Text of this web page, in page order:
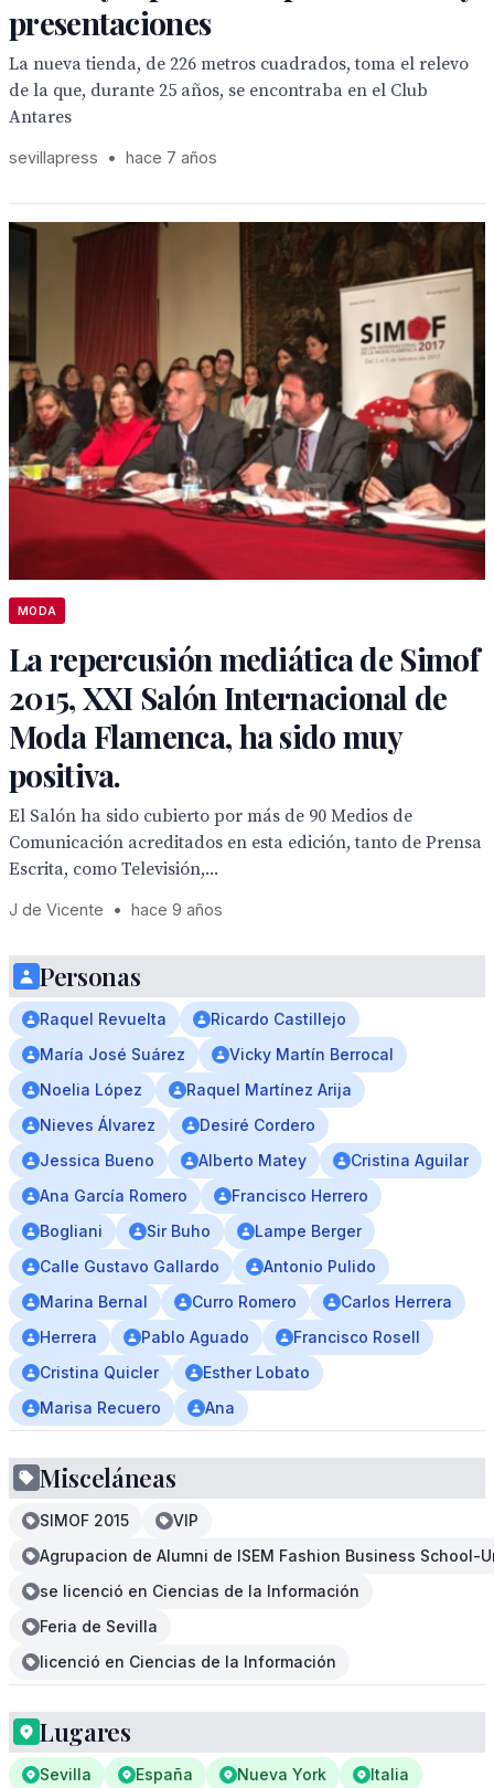
presentaciones
La nueva tienda, de 226 metros cuadrados, toma el relevo
de la que, durante 25 años, se encontraba en el Club
Antares
sevillapress • hace 7 años
MODA
La repercusión mediática de Simof
2015, XXI Salón Internacional de
Moda Flamenca, ha sido muy
positiva.
El Salón ha sido cubierto por más de 90 Medios de
Comunicación acreditados en esta edición, tanto de Prensa
Escrita, como Televisión,...
J de Vicente • hace 9 años
Personas
Raquel Revuelta
Ricardo Castillejo
María José Suárez
Vicky Martín Berrocal
Noelia López
Raquel Martínez Arija
Nieves Álvarez
Desiré Cordero
Jessica Bueno
Alberto Matey
Cristina Aguilar
Ana García Romero
Francisco Herrero
Bogliani
Sir Buho
Lampe Berger
Calle Gustavo Gallardo
Antonio Pulido
Marina Bernal
Curro Romero
Carlos Herrera
Herrera
Pablo Aguado
Francisco Rosell
Cristina Quicler
Esther Lobato
Marisa Recuero
Ana
Misceláneas
SIMOF 2015
VIP
Agrupacion de Alumni de ISEM Fashion Business School-
se licenció en Ciencias de la Información
Feria de Sevilla
licenció en Ciencias de la Información
Lugares
Sevilla España Nueva York
Italia